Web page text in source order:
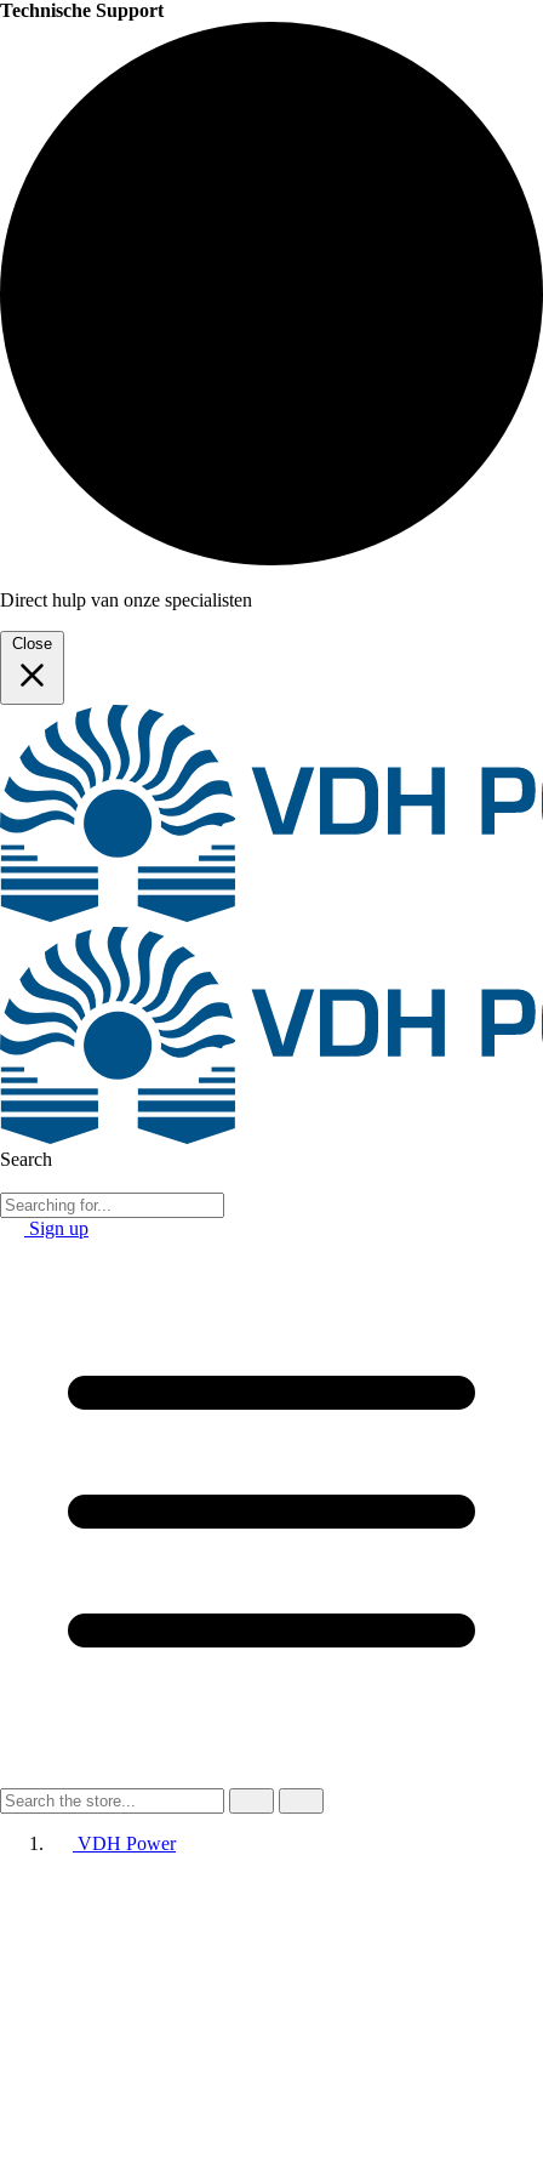
Technische Support
Direct hulp van onze specialisten
Close
Search
Sign up
VDH Power